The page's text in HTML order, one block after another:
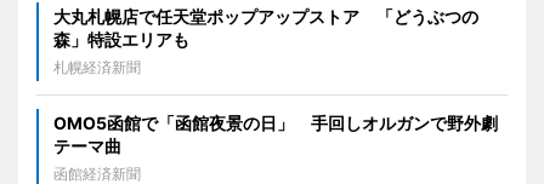
大丸札幌店で任天堂ポップアップストア 「どうぶつの
森」特設エリアも
札幌経済新聞
OMO5函館で「函館夜景の日」 手回しオルガンで野外劇
テーマ曲
函館経済新聞